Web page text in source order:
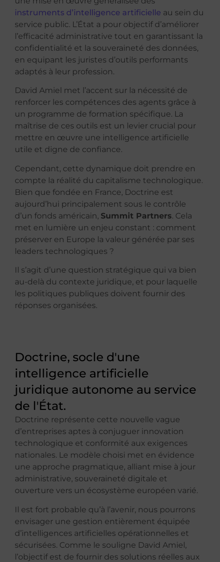
instruments d’intelligence artificielle au sein du
service public. L’État a pour objectif d’améliorer
l’efficacité administrative tout en garantissant la
confidentialité et la souveraineté des données,
en equipant les juristes d’outils performants
adaptés à leur profession.
David Amiel met l’accent sur la nécessité de
renforcer les compétences des agents grâce à
un programme de formation spécifique. La
maîtrise de ces outils est un levier crucial pour
mettre en œuvre une intelligence artificielle
utile et digne de confiance.
Cependant, cette dynamique doit prendre en
compte la réalité du capitalisme technologique.
Bien que fondée en France, Doctrine est
aujourd’hui principalement sous le contrôle
d’un fonds américain, Summit Partners. Cela
met en lumière un enjeu constant : comment
préserver en Europe la valeur générée par ses
leaders technologiques ?
Il s’agit d’une question stratégique qui va bien
au-delà du contexte juridique, et pour laquelle
les politiques publiques doivent fournir des
réponses organisées.
Doctrine, socle d'une
intelligence artificielle
juridique autonome au service
de l'État.
Doctrine représente cette nouvelle vague
d’entreprises aptes à conjuguer innovation
technologique et conformité aux exigences
nationales. Le modèle choisi met en évidence
une approche pragmatique, alliant mise à jour
administrative, souveraineté digitale et
ouverture vers un écosystème européen varié.
Il est fort probable qu’à l’avenir, nous pourrons
envisager une gestion entièrement équipée
d’intelligences artificielles opérationnelles et
sécurisées. Comme le souligne David Amiel,
l’objectif est de fournir des solutions réelles aux